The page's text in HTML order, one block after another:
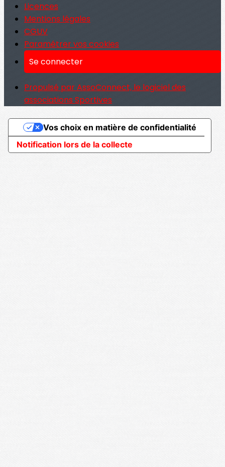
Licences
Mentions légales
CGUV
Paramétrer vos cookies
Se connecter
Propulsé par AssoConnect, le logiciel des
associations Sportives
Notification lors de la collecte
Vos choix en matière de confidentialité